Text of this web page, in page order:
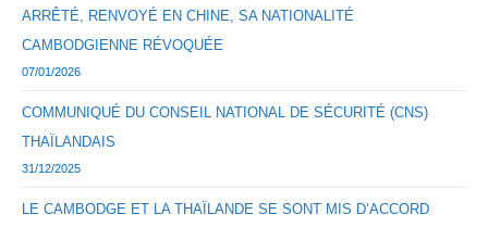
ARRÊTÉ, RENVOYÉ EN CHINE, SA NATIONALITÉ
CAMBODGIENNE RÉVOQUÉE
07/01/2026
COMMUNIQUÉ DU CONSEIL NATIONAL DE SÉCURITÉ (CNS)
THAÏLANDAIS
31/12/2025
LE CAMBODGE ET LA THAÏLANDE SE SONT MIS D’ACCORD